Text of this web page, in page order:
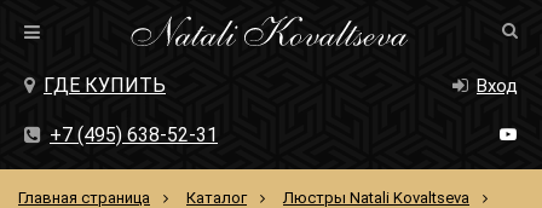
+7 (495) 638-52-31
ГДЕ КУПИТЬ Вход
Главная страница Каталог
Люстры Natali Kovaltseva